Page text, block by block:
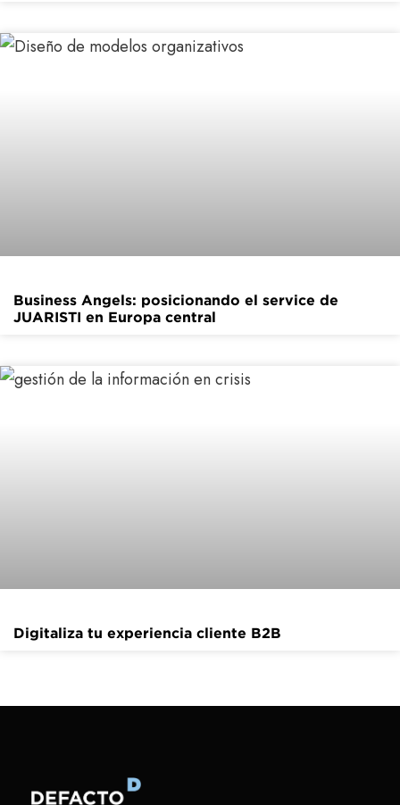
Business Angels: posicionando el service de
JUARISTI en Europa central
Digitaliza tu experiencia cliente B2B